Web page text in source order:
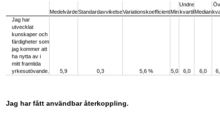
MedelvärdeStandardavvikelseVariationskoefficientMin
Undre
kvartil Median
Jag har
utvecklat
kunskaper och
färdigheter som
jag kommer att
ha nytta av i
mitt framtida
yrkesutövande.
5,9 0,3 5,6 % 5,0 6,0 6,0
Jag har fått användbar återkoppling.